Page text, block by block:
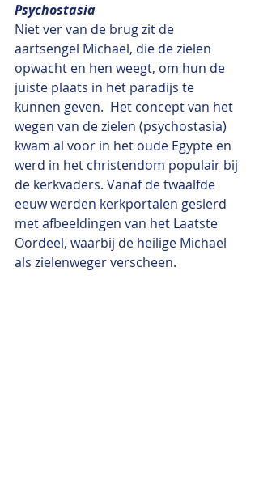
Psychostasia
Niet ver van de brug zit de
aartsengel Michael, die de zielen
opwacht en hen weegt, om hun de
juiste plaats in het paradijs te
kunnen geven.  Het concept van het
wegen van de zielen (psychostasia)
kwam al voor in het oude Egypte en
werd in het christendom populair bij
de kerkvaders. Vanaf de twaalfde
eeuw werden kerkportalen gesierd
met afbeeldingen van het Laatste
Oordeel, waarbij de heilige Michael
als zielenweger verscheen.